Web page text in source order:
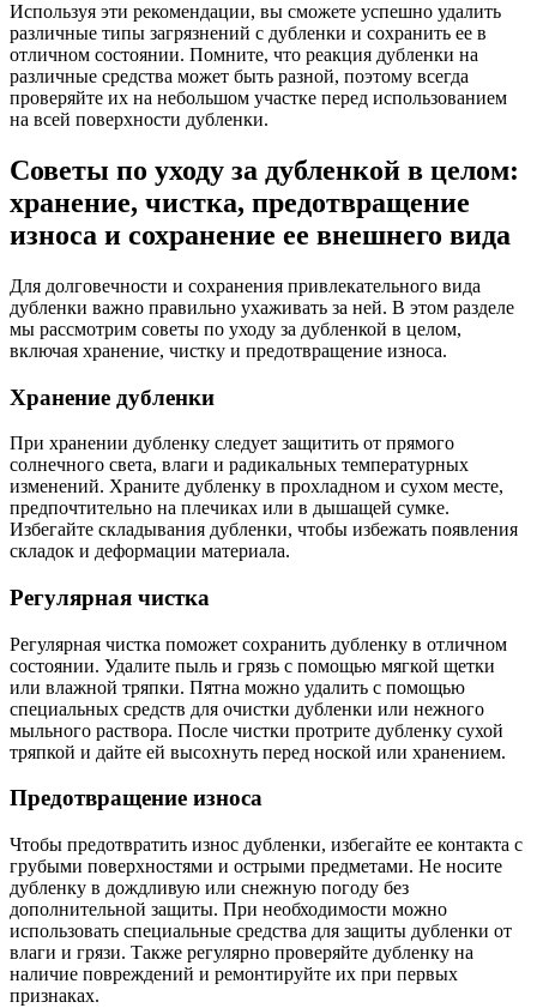
Используя эти рекомендации, вы сможете успешно удалить
различные типы загрязнений с дубленки и сохранить ее в
отличном состоянии. Помните, что реакция дубленки на
различные средства может быть разной, поэтому всегда
проверяйте их на небольшом участке перед использованием
на всей поверхности дубленки.
Советы по уходу за дубленкой в целом:
хранение, чистка, предотвращение
износа и сохранение ее внешнего вида
Для долговечности и сохранения привлекательного вида
дубленки важно правильно ухаживать за ней. В этом разделе
мы рассмотрим советы по уходу за дубленкой в целом,
включая хранение, чистку и предотвращение износа.
Хранение дубленки
При хранении дубленку следует защитить от прямого
солнечного света, влаги и радикальных температурных
изменений. Храните дубленку в прохладном и сухом месте,
предпочтительно на плечиках или в дышащей сумке.
Избегайте складывания дубленки, чтобы избежать появления
складок и деформации материала.
Регулярная чистка
Регулярная чистка поможет сохранить дубленку в отличном
состоянии. Удалите пыль и грязь с помощью мягкой щетки
или влажной тряпки. Пятна можно удалить с помощью
специальных средств для очистки дубленки или нежного
мыльного раствора. После чистки протрите дубленку сухой
тряпкой и дайте ей высохнуть перед ноской или хранением.
Предотвращение износа
Чтобы предотвратить износ дубленки, избегайте ее контакта с
грубыми поверхностями и острыми предметами. Не носите
дубленку в дождливую или снежную погоду без
дополнительной защиты. При необходимости можно
использовать специальные средства для защиты дубленки от
влаги и грязи. Также регулярно проверяйте дубленку на
наличие повреждений и ремонтируйте их при первых
признаках.